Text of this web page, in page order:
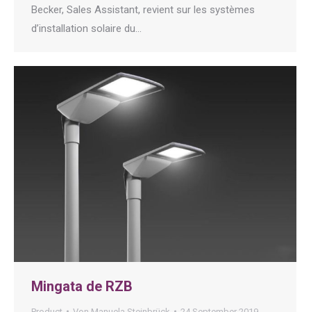
Becker, Sales Assistant, revient sur les systèmes
d’installation solaire du…
Mingata de RZB